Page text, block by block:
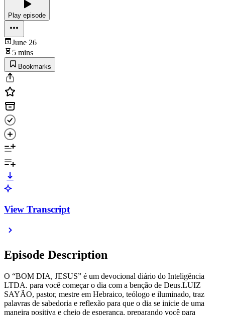
Play episode
June 26
5 mins
Bookmarks
View Transcript
Episode Description
O “BOM DIA, JESUS” é um devocional diário do Inteligência
LTDA. para você começar o dia com a benção de Deus.LUIZ
SAYÃO, pastor, mestre em Hebraico, teólogo e iluminado, traz
palavras de sabedoria e reflexão para que o dia se inicie de uma
maneira positiva e cheio de esperança, preparando você para